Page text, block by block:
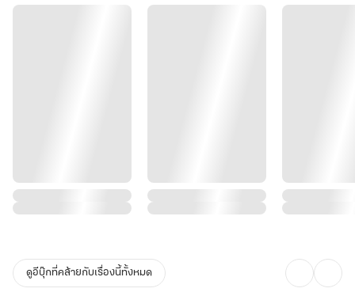
ดูอีบุ๊กที่คล้ายกับเรื่องนี้ทั้งหมด